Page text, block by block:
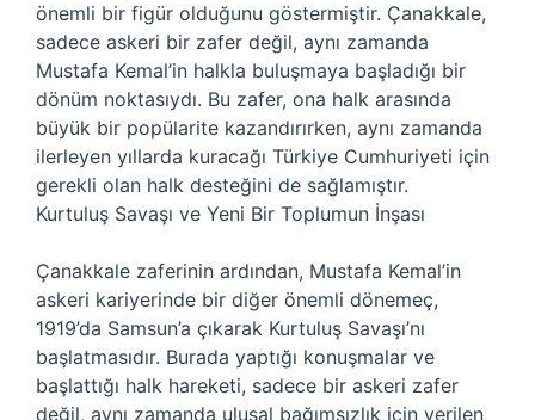
önemli bir figür olduğunu göstermiştir. Çanakkale,
sadece askeri bir zafer değil, aynı zamanda
Mustafa Kemal’in halkla buluşmaya başladığı bir
dönüm noktasıydı. Bu zafer, ona halk arasında
büyük bir popülarite kazandırırken, aynı zamanda
ilerleyen yıllarda kuracağı Türkiye Cumhuriyeti için
gerekli olan halk desteğini de sağlamıştır.
Kurtuluş Savaşı ve Yeni Bir Toplumun İnşası
Çanakkale zaferinin ardından, Mustafa Kemal’in
askeri kariyerinde bir diğer önemli dönemeç,
1919’da Samsun’a çıkarak Kurtuluş Savaşı’nı
başlatmasıdır. Burada yaptığı konuşmalar ve
başlattığı halk hareketi, sadece bir askeri zafer
değil, aynı zamanda ulusal bağımsızlık için verilen